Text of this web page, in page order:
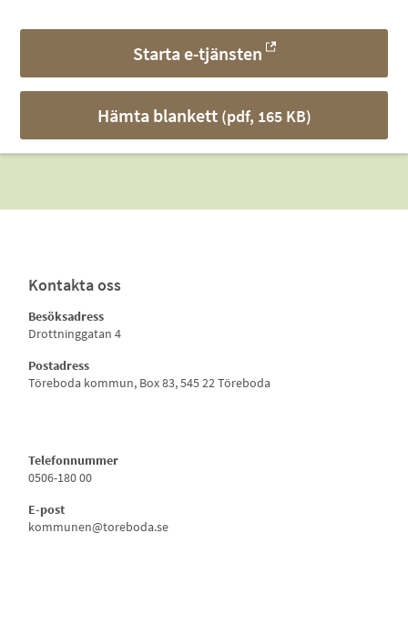
Starta e-tjänsten
Hämta blankett(pdf, 165 KB)
Kontakta oss
Besöksadress
Drottninggatan 4
Postadress
Töreboda kommun, Box 83, 545 22 Töreboda
Telefonnummer
0506-180 00
E-post
kommunen@toreboda.se